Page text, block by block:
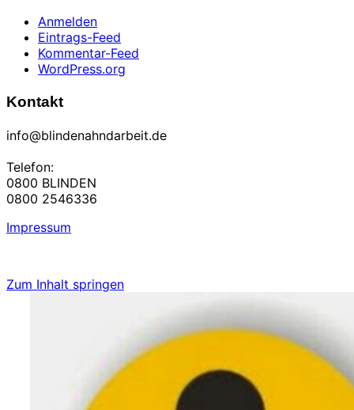
Anmelden
Eintrags-Feed
Kommentar-Feed
WordPress.org
Kontakt
info@blindenahndarbeit.de
Telefon:
0800 BLINDEN
0800 2546336
Impressum
Zum Inhalt springen